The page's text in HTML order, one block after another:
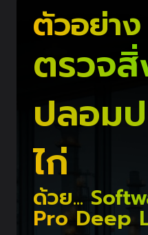
ตัวอย่าง
ตรวจ
ปลอม
ไก่
ด้วย...
Pro Deep